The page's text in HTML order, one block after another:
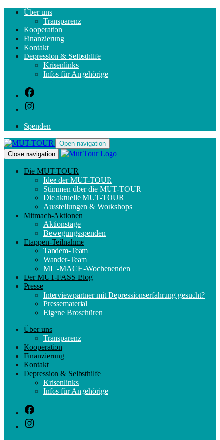
Über uns
Transparenz
Kooperation
Finanzierung
Kontakt
Depression & Selbsthilfe
Krisenlinks
Infos für Angehörige
Spenden
Open navigation
Close navigation
Die MUT-TOUR
Idee der MUT-TOUR
Stimmen über die MUT-TOUR
Die aktuelle MUT-TOUR
Ausstellungen & Workshops
Mitmach-Aktionen
Aktionstage
Bewegungsspenden
Etappen-Teilnahme
Tandem-Team
Wander-Team
MIT-MACH-Wochenenden
Der MUT-FASS Blog
Presse
Interviewpartner mit Depressionserfahrung gesucht?
Pressematerial
Eigene Broschüren
Über uns
Transparenz
Kooperation
Finanzierung
Kontakt
Depression & Selbsthilfe
Krisenlinks
Infos für Angehörige
Auch 2026 sind wir wieder mit Tandem- und
Wanderteams in ganz Deutschland unterwegs.
Interesse mitzumachen? Dann lies hier weiter.